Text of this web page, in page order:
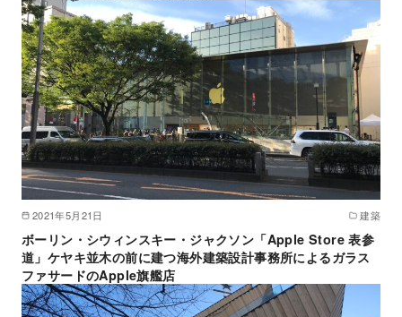
2021年5月21日 建築
ボーリン・シウィンスキー・ジャクソン「Apple Store 表参
道」ケヤキ並木の前に建つ海外建築設計事務所によるガラス
ファサードのApple旗艦店